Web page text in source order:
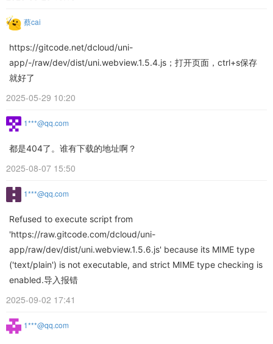
蔡cai
https://gitcode.net/dcloud/uni-
app/-/raw/dev/dist/uni.webview.1.5.4.js；打开页面，ctrl+s保存
就好了
2025-05-29 10:20
1***@qq.com
都是404了。谁有下载的地址啊？
2025-08-07 15:50
1***@qq.com
Refused to execute script from
'https://raw.gitcode.com/dcloud/uni-
app/raw/dev/dist/uni.webview.1.5.6.js' because its MIME type
('text/plain') is not executable, and strict MIME type checking is
enabled.导入报错
2025-09-02 17:41
1***@qq.com